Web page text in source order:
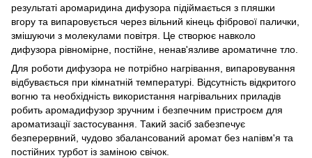
результаті аромаридина дифузора підіймається з пляшки
вгору та випаровується через вільний кінець фібрової палички,
змішуючи з молекулами повітря. Це створює навколо
дифузора рівномірне, постійне, ненав'язливе ароматичне тло.
Для роботи дифузора не потрібно нагрівання, випаровування
відбувається при кімнатній температурі. Відсутність відкритого
вогню та необхідність використання нагрівальних приладів
робить аромадифузор зручним і безпечним пристроєм для
ароматизації застосування. Такий засіб забезпечує
безперервний, чудово збалансований аромат без напівм'я та
постійних турбот із заміною свічок.